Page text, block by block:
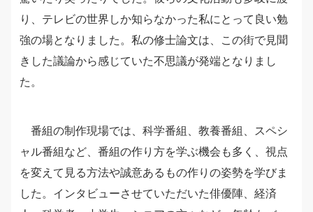
り、テレビの世界しか知らなかった私にとって良い勉
強の場となりました。私の修士論文は、この街で見聞
きした議論から感じていた不思議が発端となりまし
た。
番組の制作現場では、科学番組、教養番組、スペシ
ャル番組など、番組の作り方を学ぶ機会も多く、視点
を変えて見る方法や誠意あるもの作りの姿勢を学びま
した。インタビューさせていただいた俳優陣、経済